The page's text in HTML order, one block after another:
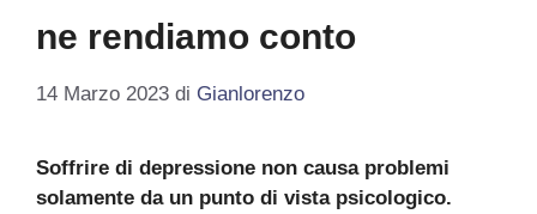
ne rendiamo conto
14 Marzo 2023 di Gianlorenzo
Soffrire di depressione non causa problemi
solamente da un punto di vista psicologico.